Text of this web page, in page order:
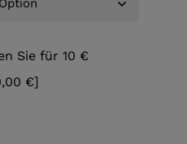
Sie für 10 €
€]